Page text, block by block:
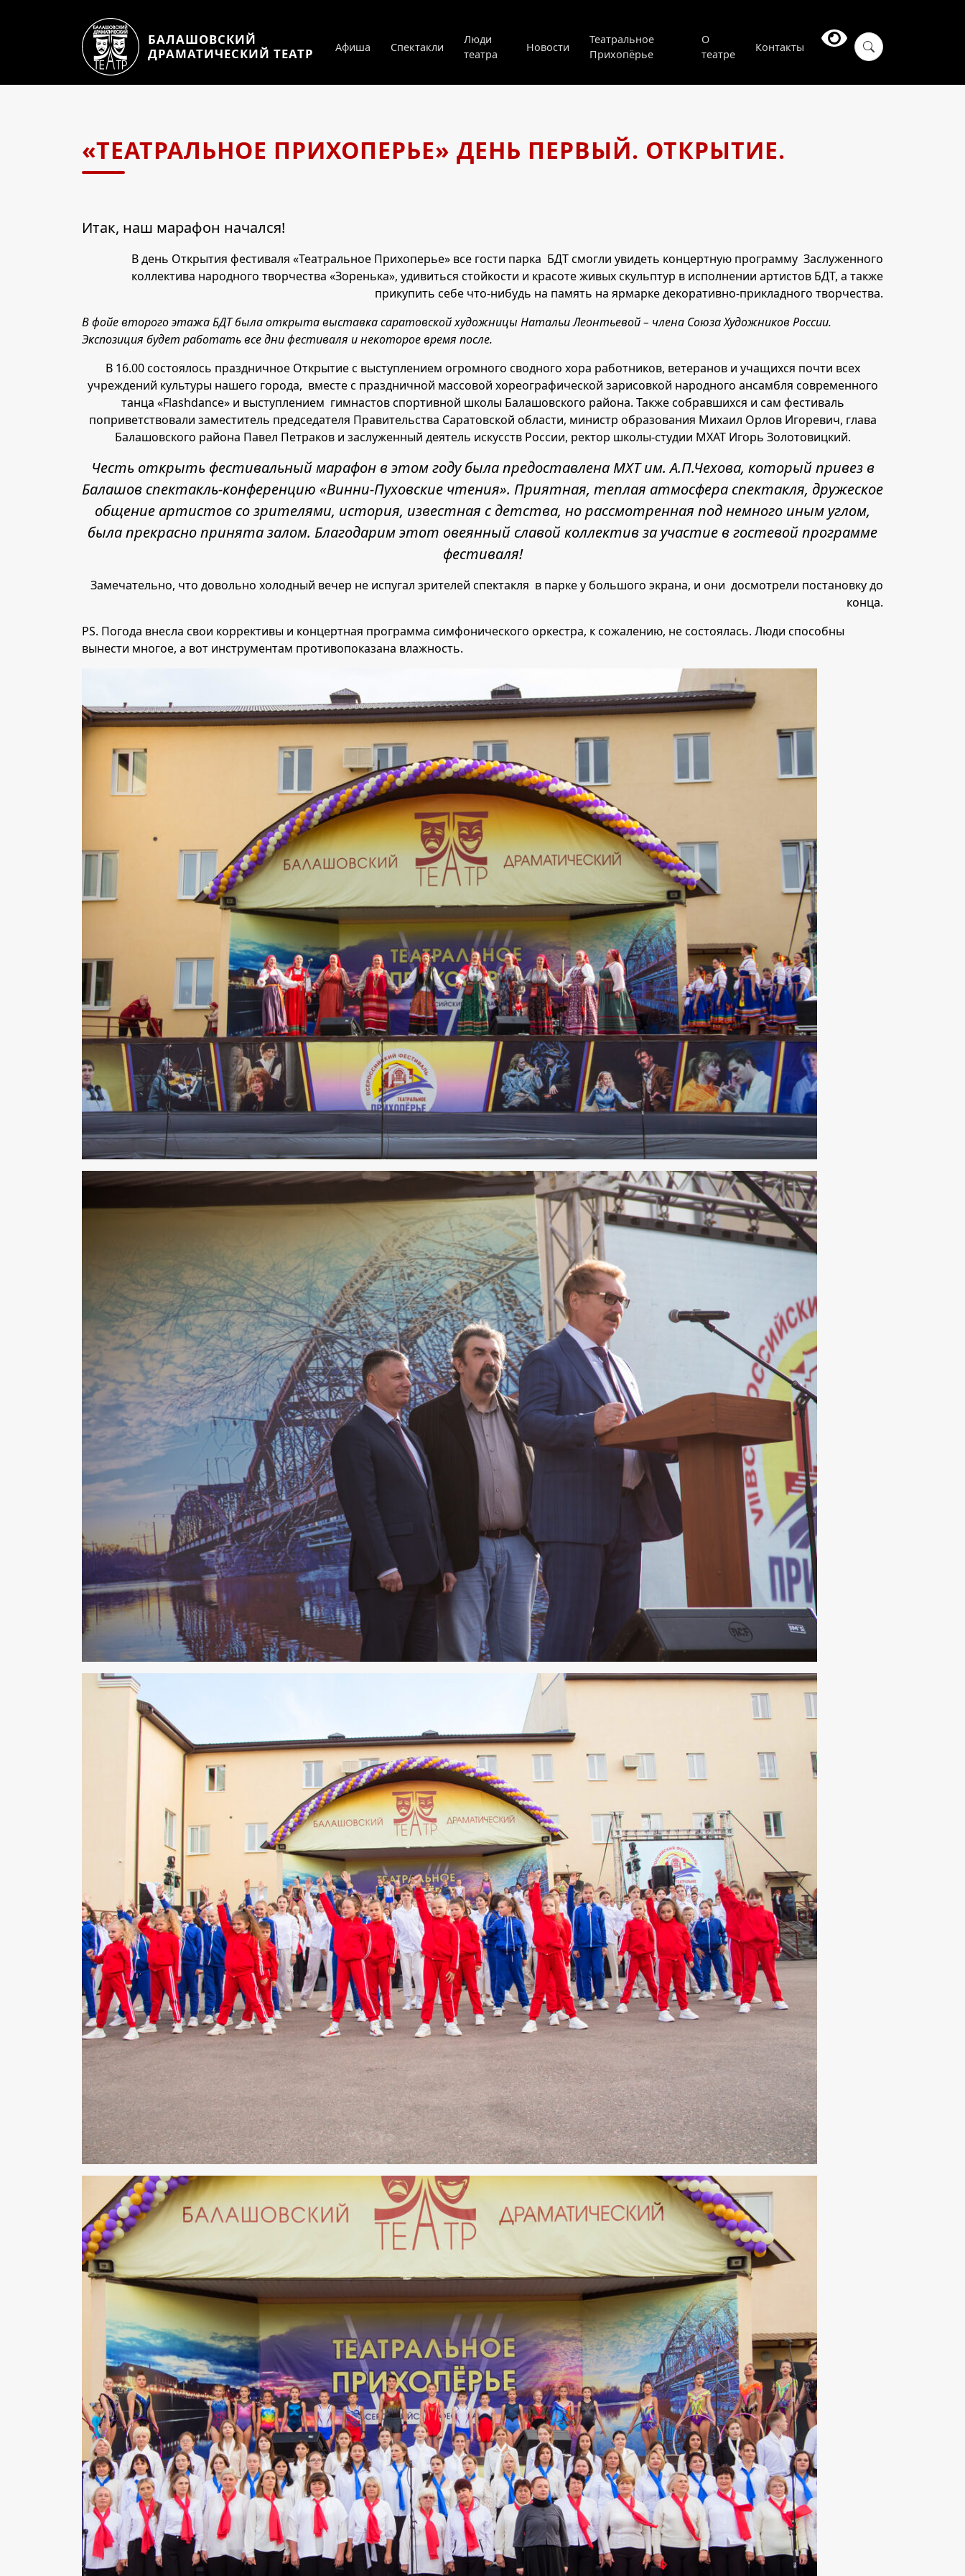
БАЛАШОВСКИЙ
ДРАМАТИЧЕСКИЙ ТЕАТР
Афиша Спектакли
Люди
театра
Новости
Театральное
Прихопёрье
О
театре
Контакты
«ТЕАТРАЛЬНОЕ ПРИХОПЕРЬЕ» ДЕНЬ ПЕРВЫЙ. ОТКРЫТИЕ.
Итак, наш марафон начался!
В день Открытия фестиваля «Театральное Прихоперье» все гости парка БДТ смогли увидеть концертную программу Заслуженного
коллектива народного творчества «Зоренька», удивиться стойкости и красоте живых скульптур в исполнении артистов БДТ, а также
прикупить себе что-нибудь на память на ярмарке декоративно-прикладного творчества.
В фойе второго этажа БДТ была открыта выставка саратовской художницы Натальи Леонтьевой – члена Союза Художников России.
Экспозиция будет работать все дни фестиваля и некоторое время после.
В 16.00 состоялось праздничное Открытие с выступлением огромного сводного хора работников, ветеранов и учащихся почти всех
учреждений культуры нашего города, вместе с праздничной массовой хореографической зарисовкой народного ансамбля современного
танца «Flashdance» и выступлением гимнастов спортивной школы Балашовского района. Также собравшихся и сам фестиваль
поприветствовали заместитель председателя Правительства Саратовской области, министр образования Михаил Орлов Игоревич, глава
Балашовского района Павел Петраков и заслуженный деятель искусств России, ректор школы-студии МХАТ Игорь Золотовицкий.
Честь открыть фестивальный марафон в этом году была предоставлена МХТ им. А.П.Чехова, который привез в
Балашов спектакль-конференцию «Винни-Пуховские чтения». Приятная, теплая атмосфера спектакля, дружеское
общение артистов со зрителями, история, известная с детства, но рассмотренная под немного иным углом,
была прекрасно принята залом. Благодарим этот овеянный славой коллектив за участие в гостевой программе
фестиваля!
Замечательно, что довольно холодный вечер не испугал зрителей спектакля в парке у большого экрана, и они досмотрели постановку до
конца.
PS. Погода внесла свои коррективы и концертная программа симфонического оркестра, к сожалению, не состоялась. Люди способны
вынести многое, а вот инструментам противопоказана влажность.